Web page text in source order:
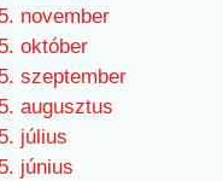
november
október
szeptember
augusztus
július
június